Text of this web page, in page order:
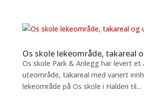
Os skole lekeområde, takareal
Os skole Park & Anlegg har levert
uteområde, takareal med variert
lekeområde på Os skole i Halden til...